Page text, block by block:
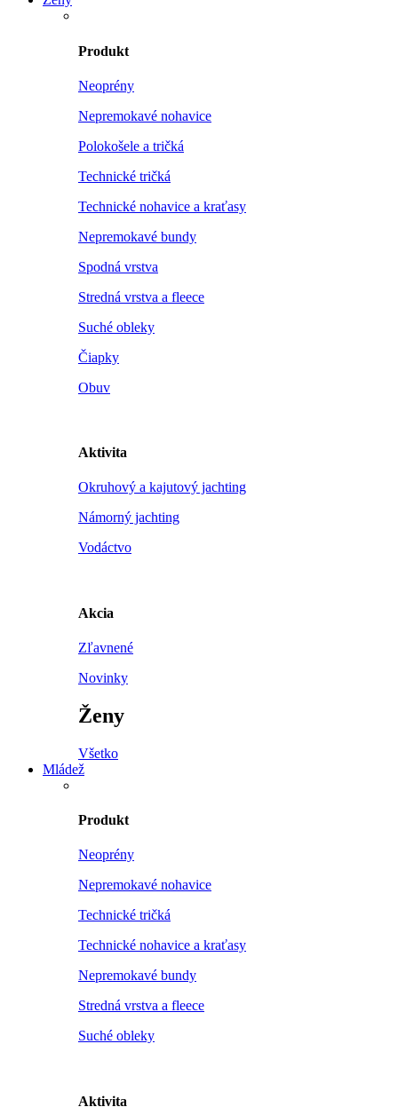
Produkt
Neoprény
Nepremokavé nohavice
Polokošele a tričká
Technické tričká
Technické nohavice a kraťasy
Nepremokavé bundy
Spodná vrstva
Stredná vrstva a fleece
Suché obleky
Čiapky
Obuv
Aktivita
Okruhový a kajutový jachting
Námorný jachting
Vodáctvo
Akcia
Zľavnené
Novinky
Ženy
Všetko
Mládež
Produkt
Neoprény
Nepremokavé nohavice
Technické tričká
Technické nohavice a kraťasy
Nepremokavé bundy
Stredná vrstva a fleece
Suché obleky
Aktivita